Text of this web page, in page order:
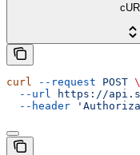
curl --request POST \
  --url
https://
  --header